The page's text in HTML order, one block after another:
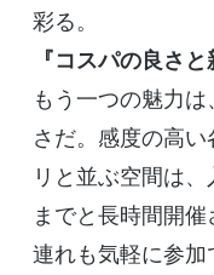
彩る。
『コスパの良さと
もう一つの魅力
さだ。感度の高
リと並ぶ空間は、
までと長時間開
連れも気軽に参